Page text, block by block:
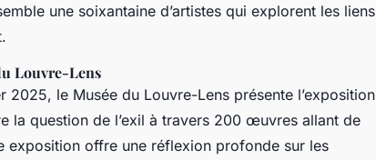
une soixantaine d’artistes qui explorent les liens
Louvre-Lens
le Musée du Louvre-Lens présente l’exposition
la question de l’exil à travers 200 œuvres allant de
exposition offre une réflexion profonde sur les